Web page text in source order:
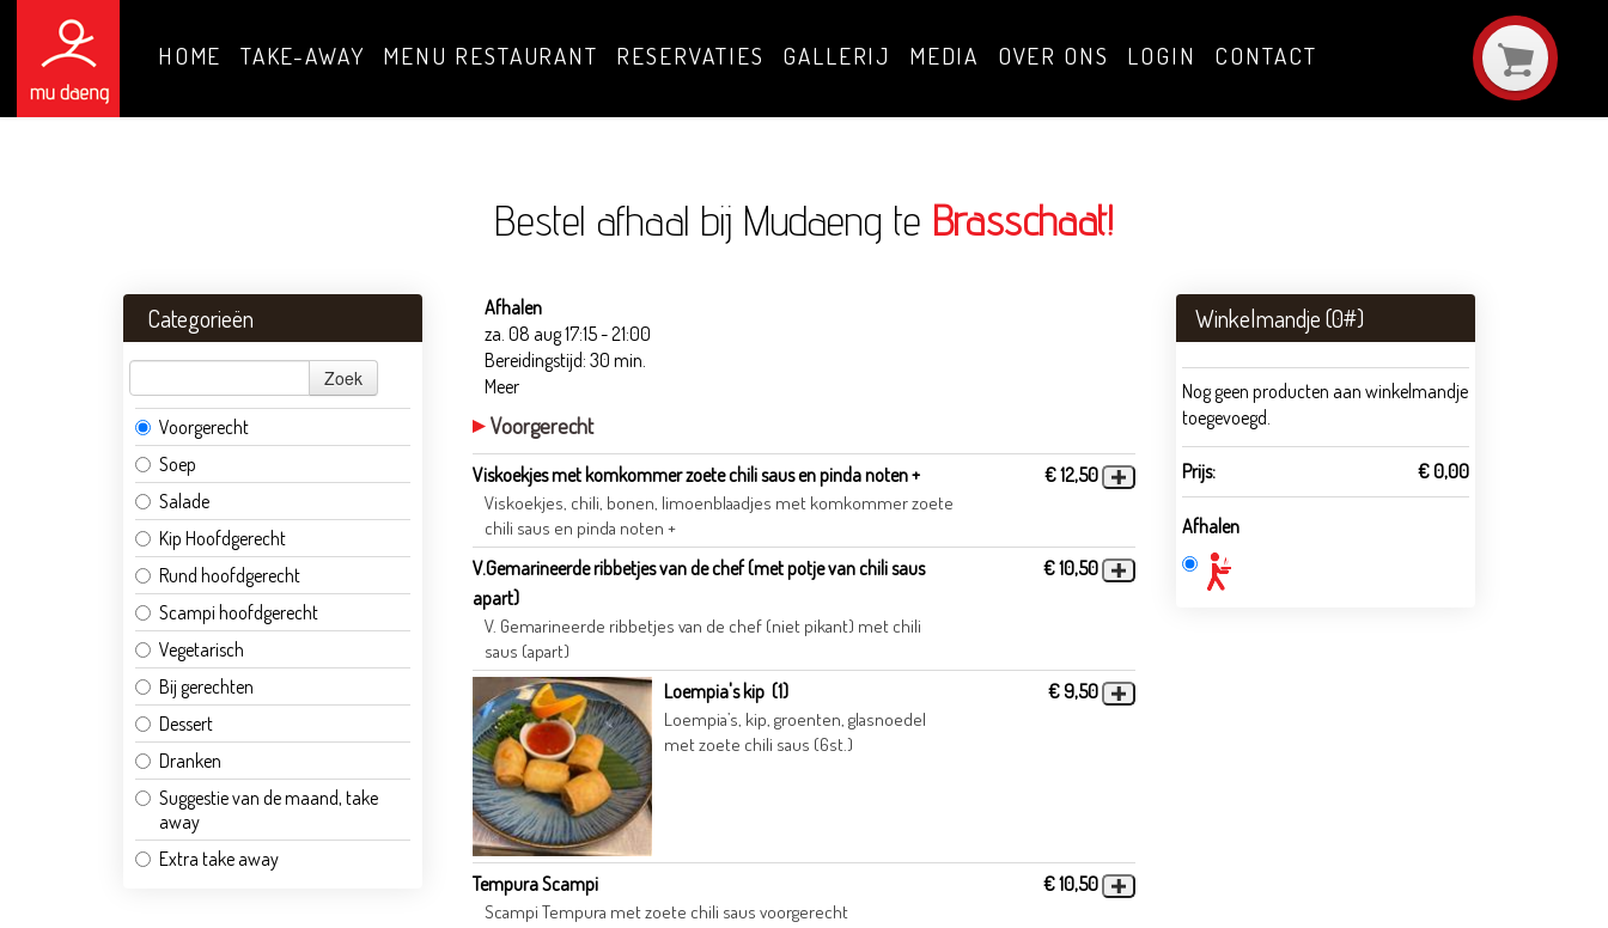
HOME TAKE-AWAY MENU RESTAURANT RESERVATIES GALLERIJ MEDIA OVER ONS LOGIN CONTACT
Bestel afhaal bij Mudaeng te Brasschaat!
Categorieën
Zoek
Voorgerecht
Soep
Salade
Kip Hoofdgerecht
Rund hoofdgerecht
Scampi hoofdgerecht
Vegetarisch
Bij gerechten
Dessert
Dranken
Suggestie van de maand, take
away
Extra take away
Afhalen
za. 08 aug17:15 - 21:00
Bereidingstijd: 30 min.
Meer
Voorgerecht
Viskoekjes met komkommer zoete chili saus en pinda noten +
Viskoekjes, chili, bonen, limoenblaadjes met komkommer zoete
chili saus en pinda noten +
€ 12,50
V.Gemarineerde ribbetjes van de chef (met potje van chili saus
apart)
V. Gemarineerde ribbetjes van de chef (niet pikant) met chili
saus (apart)
€ 10,50
Loempia's kip (1)
Loempia’s, kip, groenten, glasnoedel
met zoete chili saus (6st.)
€ 9,50
Tempura Scampi
Scampi Tempura met zoete chili saus voorgerecht
€ 10,50
Winkelmandje (0#)
Nog geen producten aan winkelmandje
toegevoegd.
Prijs: € 0,00
Afhalen